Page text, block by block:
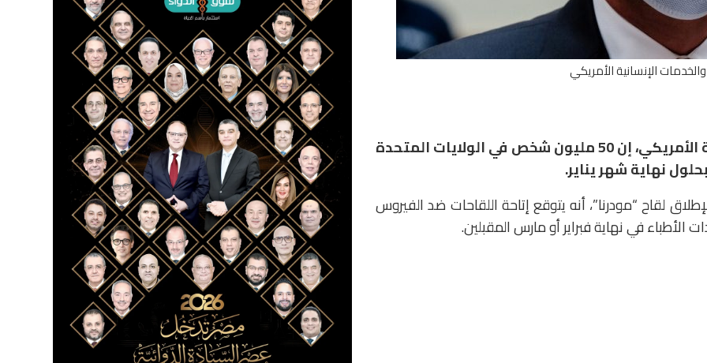
الإنسانية الأمريكي
قال أليكس عازار وزير الصحة والخدمات الإنسانية الأمريكي، إن 50 مليون شخص في الولايات المتحدة
نهاية شهر يناير.
لقاح “مودرنا”، أنه يتوقع إتاحة اللقاحات ضد الفيروس
في نهاية فبراير أو مارس المقبلين.